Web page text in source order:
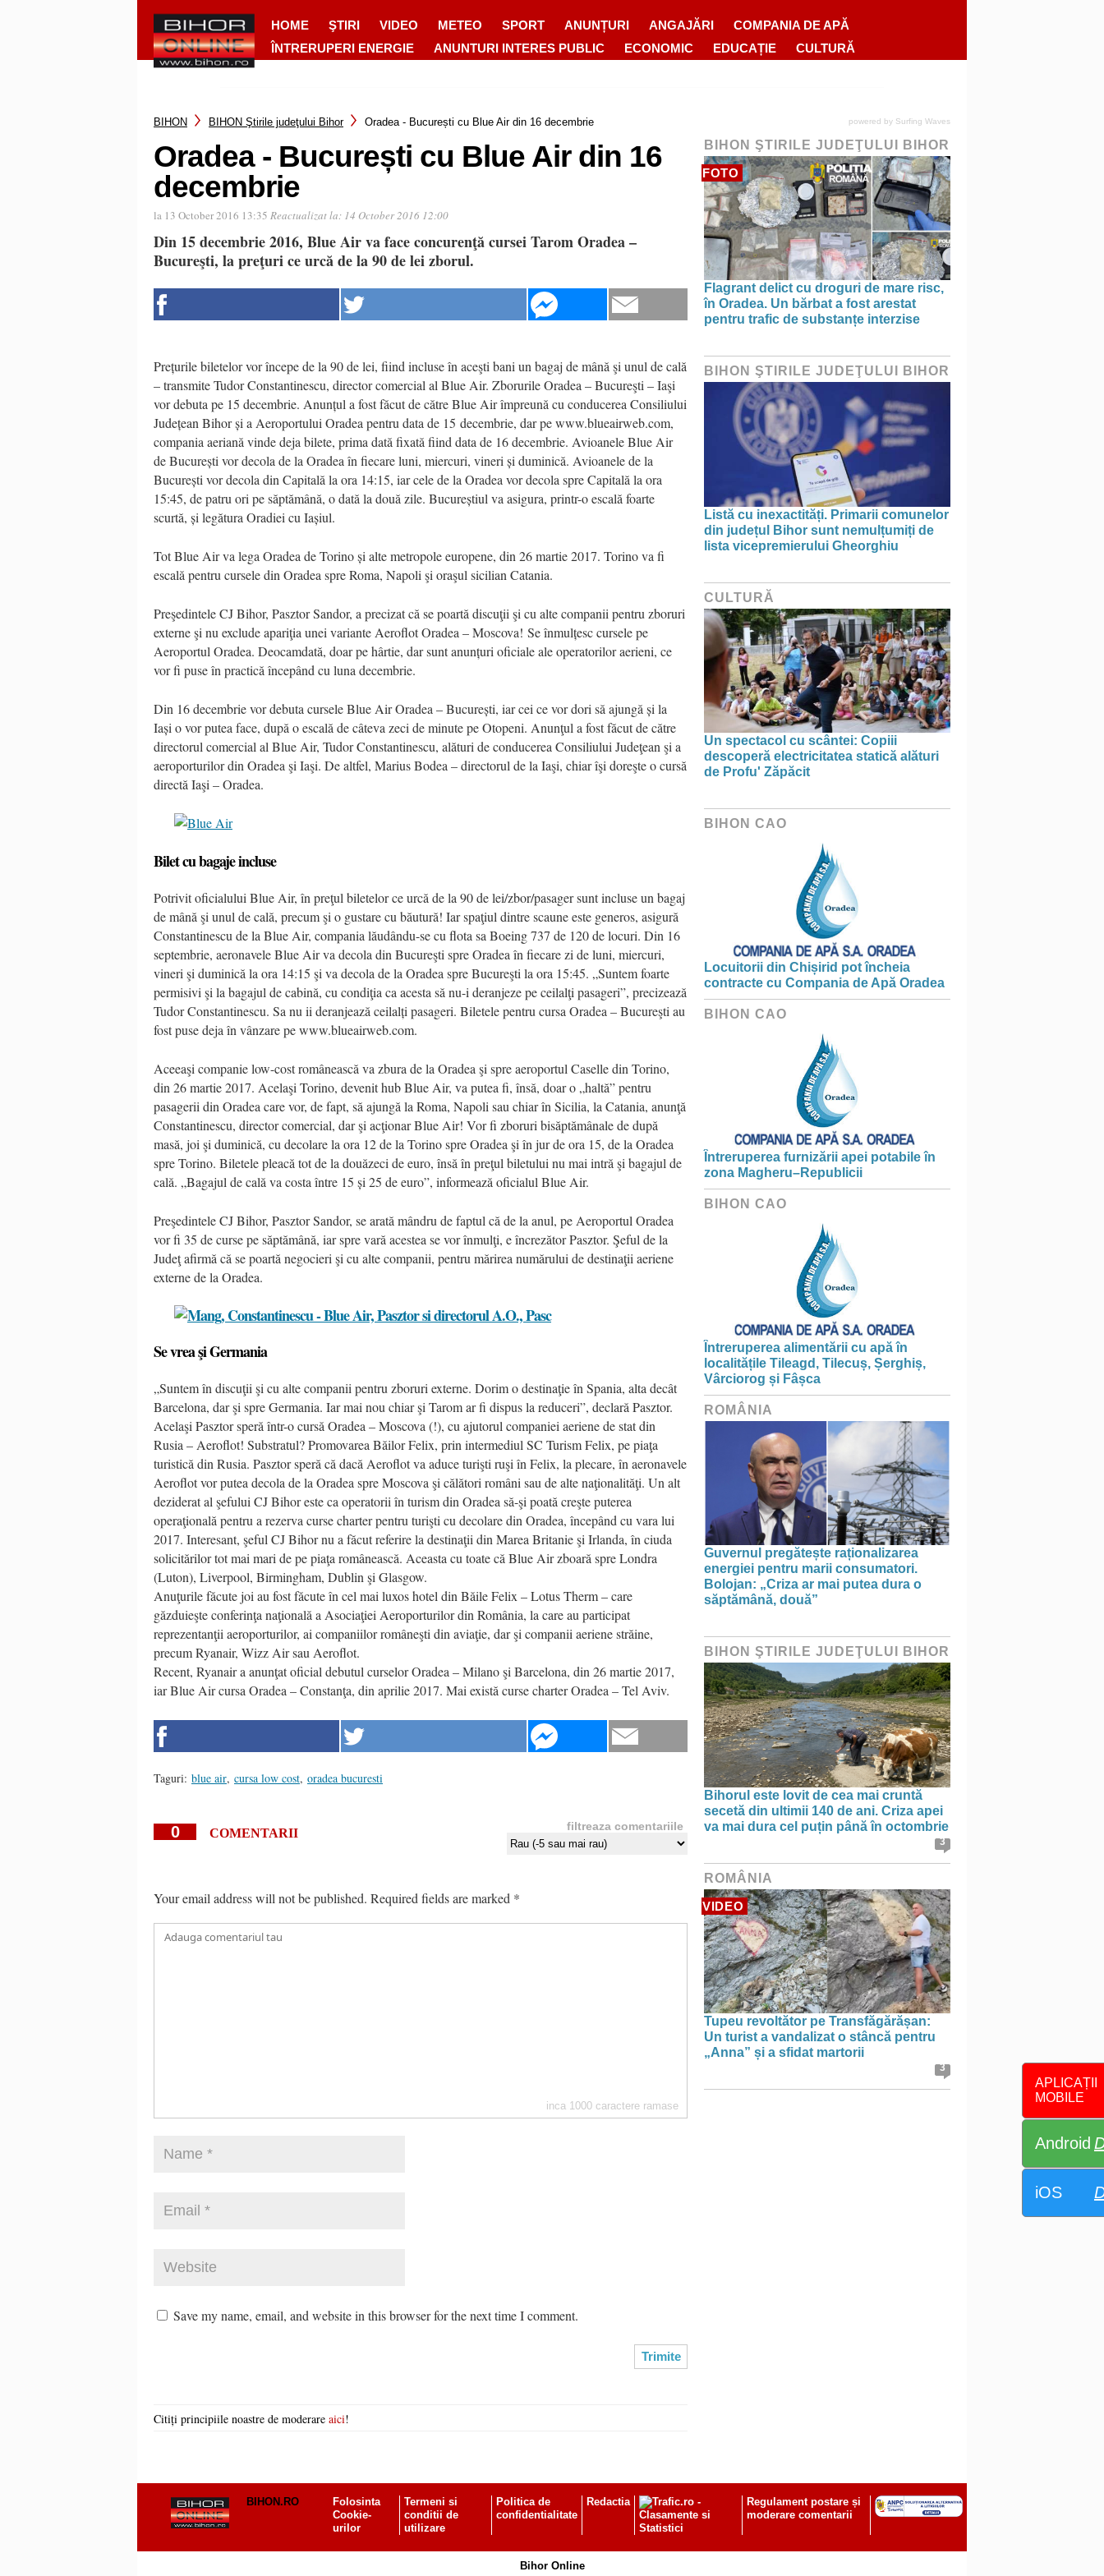
HOME ŞTIRI VIDEO METEO SPORT ANUNȚURI ANGAJĂRI
COMPANIA DE APĂ
ÎNTRERUPERI ENERGIE
ANUNTURI INTERES PUBLIC ECONOMIC EDUCAȚIE CULTURĂ
APLICAȚII
MOBILE
Android
iOS
BIHON BIHON Ştirile judeţului Bihor Oradea - București cu Blue Air din 16 decembrie
Oradea - București cu Blue Air din 16
decembrie
la 13 October 2016 13:35 Reactualizat la: 14 October 2016 12:00
Din 15 decembrie 2016, Blue Air va face concurenţă cursei Tarom Oradea –
Bucureşti, la preţuri ce urcă de la 90 de lei zborul.
Prețurile biletelor vor începe de la 90 de lei, fiind incluse în aceşti bani un bagaj de mână şi unul de cală
– transmite Tudor Constantinescu, director comercial al Blue Air. Zborurile Oradea – Bucureşti – Iaşi
vor debuta pe 15 decembrie. Anunțul a fost făcut de către Blue Air împreună cu conducerea Consiliului
Județean Bihor și a Aeroportului Oradea pentru data de 15 decembrie, dar pe www.blueairweb.com,
compania aeriană vinde deja bilete, prima dată fixată fiind data de 16 decembrie. Avioanele Blue Air
de București vor decola de la Oradea în fiecare luni, miercuri, vineri și duminică. Avioanele de la
București vor decola din Capitală la ora 14:15, iar cele de la Oradea vor decola spre Capitală la ora
15:45, de patru ori pe săptămână, o dată la două zile. Bucureștiul va asigura, printr-o escală foarte
scurtă, și legătura Oradiei cu Iașiul.
Tot Blue Air va lega Oradea de Torino și alte metropole europene, din 26 martie 2017. Torino va fi
escală pentru cursele din Oradea spre Roma, Napoli şi oraşul sicilian Catania.
Preşedintele CJ Bihor, Pasztor Sandor, a precizat că se poartă discuţii şi cu alte companii pentru zboruri
externe şi nu exclude apariţia unei variante Aeroflot Oradea – Moscova! Se înmulțesc cursele pe
Aeroportul Oradea. Deocamdată, doar pe hârtie, dar sunt anunțuri oficiale ale operatorilor aerieni, ce
vor fi puse în practică începând cu luna decembrie.
Din 16 decembrie vor debuta cursele Blue Air Oradea – București, iar cei ce vor dori să ajungă și la
Iași o vor putea face, după o escală de câteva zeci de minute pe Otopeni. Anunţul a fost făcut de către
directorul comercial al Blue Air, Tudor Constantinescu, alături de conducerea Consiliului Judeţean şi a
aeroporturilor din Oradea şi Iaşi. De altfel, Marius Bodea – directorul de la Iaşi, chiar îşi doreşte o cursă
directă Iaşi – Oradea.
Bilet cu bagaje incluse
Potrivit oficialului Blue Air, în preţul biletelor ce urcă de la 90 de lei/zbor/pasager sunt incluse un bagaj
de mână şi unul de cală, precum şi o gustare cu băutură! Iar spaţiul dintre scaune este generos, asigură
Constantinescu de la Blue Air, compania lăudându-se cu flota sa Boeing 737 de 120 de locuri. Din 16
septembrie, aeronavele Blue Air va decola din Bucureşti spre Oradea în fiecare zi de luni, miercuri,
vineri şi duminică la ora 14:15 şi va decola de la Oradea spre Bucureşti la ora 15:45. „Suntem foarte
permisivi şi la bagajul de cabină, cu condiţia ca acesta să nu-i deranjeze pe ceilalţi pasageri”, precizează
Tudor Constantinescu. Sa nu ii deranjează ceilalți pasageri. Biletele pentru cursa Oradea – Bucureşti au
fost puse deja în vânzare pe www.blueairweb.com.
Aceeaşi companie low-cost românească va zbura de la Oradea şi spre aeroportul Caselle din Torino,
din 26 martie 2017. Acelaşi Torino, devenit hub Blue Air, va putea fi, însă, doar o „haltă” pentru
pasagerii din Oradea care vor, de fapt, să ajungă la Roma, Napoli sau chiar în Sicilia, la Catania, anunţă
Constantinescu, director comercial, dar şi acţionar Blue Air! Vor fi zboruri bisăptămânale de după
masă, joi şi duminică, cu decolare la ora 12 de la Torino spre Oradea şi în jur de ora 15, de la Oradea
spre Torino. Biletele pleacă tot de la douăzeci de euro, însă în preţul biletului nu mai intră şi bagajul de
cală. „Bagajul de cală va costa între 15 și 25 de euro”, informează oficialul Blue Air.
Preşedintele CJ Bihor, Pasztor Sandor, se arată mândru de faptul că de la anul, pe Aeroportul Oradea
vor fi 35 de curse pe săptămână, iar spre vară acestea se vor înmulţi, e încrezător Pasztor. Şeful de la
Judeţ afirmă că se poartă negocieri şi cu alte companii, pentru mărirea numărului de destinaţii aeriene
externe de la Oradea.
Se vrea şi Germania
„Suntem în discuţii şi cu alte companii pentru zboruri externe. Dorim o destinaţie în Spania, alta decât
Barcelona, dar şi spre Germania. Iar mai nou chiar şi Tarom ar fi dispus la reduceri”, declară Pasztor.
Acelaşi Pasztor speră într-o cursă Oradea – Moscova (!), cu ajutorul companiei aeriene de stat din
Rusia – Aeroflot! Substratul? Promovarea Băilor Felix, prin intermediul SC Turism Felix, pe piaţa
turistică din Rusia. Pasztor speră că dacă Aeroflot va aduce turişti ruşi în Felix, la plecare, în aeronavele
Aeroflot vor putea decola de la Oradea spre Moscova şi călători români sau de alte naţionalităţi. Un alt
deziderat al şefului CJ Bihor este ca operatorii în turism din Oradea să-şi poată creşte puterea
operaţională pentru a rezerva curse charter pentru turişti cu decolare din Oradea, începând cu vara lui
2017. Interesant, şeful CJ Bihor nu a făcut referire la destinaţii din Marea Britanie şi Irlanda, în ciuda
solicitărilor tot mai mari de pe piaţa românească. Aceasta cu toate că Blue Air zboară spre Londra
(Luton), Liverpool, Birmingham, Dublin şi Glasgow.
Anuţurile făcute joi au fost făcute în cel mai luxos hotel din Băile Felix – Lotus Therm – care
găzduieşte conferinţa naţională a Asociaţiei Aeroporturilor din România, la care au participat
reprezentanţii aeroporturilor, ai companiilor româneşti din aviaţie, dar şi companii aeriene străine,
precum Ryanair, Wizz Air sau Aeroflot.
Recent, Ryanair a anunţat oficial debutul curselor Oradea – Milano şi Barcelona, din 26 martie 2017,
iar Blue Air cursa Oradea – Constanţa, din aprilie 2017. Mai există curse charter Oradea – Tel Aviv.
Taguri: blue air, cursa low cost, oradea bucuresti
0 COMENTARII filtreaza comentariile
Your email address will not be published. Required fields are marked *
inca 1000 caractere ramase
Save my name, email, and website in this browser for the next time I comment.
Citiți principiile noastre de moderare aici!
powered by Surfing Waves
BIHON ŞTIRILE JUDEŢULUI BIHOR
FOTO
Flagrant delict cu droguri de mare risc,
în Oradea. Un bărbat a fost arestat
pentru trafic de substanțe interzise
BIHON ŞTIRILE JUDEŢULUI BIHOR
Listă cu inexactități. Primarii comunelor
din județul Bihor sunt nemulțumiți de
lista vicepremierului Gheorghiu
CULTURĂ
Un spectacol cu scântei: Copiii
descoperă electricitatea statică alături
de Profu' Zăpăcit
BIHON CAO
Locuitorii din Chișirid pot încheia
contracte cu Compania de Apă Oradea
BIHON CAO
Întreruperea furnizării apei potabile în
zona Magheru–Republicii
BIHON CAO
Întreruperea alimentării cu apă în
localitățile Tileagd, Tilecuș, Șerghiș,
Vârciorog și Fâșca
ROMÂNIA
Guvernul pregătește raționalizarea
energiei pentru marii consumatori.
Bolojan: „Criza ar mai putea dura o
săptămână, două”
BIHON ŞTIRILE JUDEŢULUI BIHOR
Bihorul este lovit de cea mai cruntă
secetă din ultimii 140 de ani. Criza apei
va mai dura cel puțin până în octombrie
3
ROMÂNIA
VIDEO
Tupeu revoltător pe Transfăgărășan:
Un turist a vandalizat o stâncă pentru
„Anna” și a sfidat martorii
3
BIHON.RO
Folosinta
Cookie-
urilor
Termeni si
conditii de
utilizare
Politica de
confidentialitate
Redactia
Regulament postare și
moderare comentarii
Bihor Online